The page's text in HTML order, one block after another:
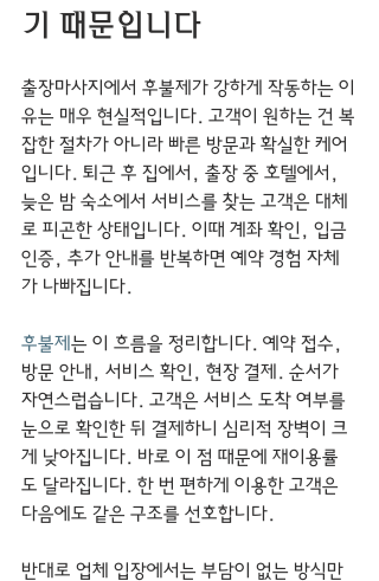
기 때문입니다
출장마사지에서 후불제가 강하게 작동하는 이
유는 매우 현실적입니다. 고객이 원하는 건 복
잡한 절차가 아니라 빠른 방문과 확실한 케어
입니다. 퇴근 후 집에서, 출장 중 호텔에서,
늦은 밤 숙소에서 서비스를 찾는 고객은 대체
로 피곤한 상태입니다. 이때 계좌 확인, 입금
인증, 추가 안내를 반복하면 예약 경험 자체
가 나빠집니다.
후불제 는 이 흐름을 정리합니다. 예약 접수,
방문 안내, 서비스 확인, 현장 결제. 순서가
자연스럽습니다. 고객은 서비스 도착 여부를
눈으로 확인한 뒤 결제하니 심리적 장벽이 크
게 낮아집니다. 바로 이 점 때문에 재이용률
도 달라집니다. 한 번 편하게 이용한 고객은
다음에도 같은 구조를 선호합니다.
반대로 업체 입장에서는 부담이 없는 방식만